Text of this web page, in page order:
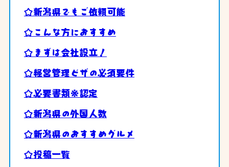
☆新潟県でもご依頼可能
☆こんな方におすすめ
☆まずは会社設立！
☆経営管理ビザの必須要件
☆必要書類※認定
☆新潟県の外国人数
☆新潟県のおすすめグルメ
☆投稿一覧